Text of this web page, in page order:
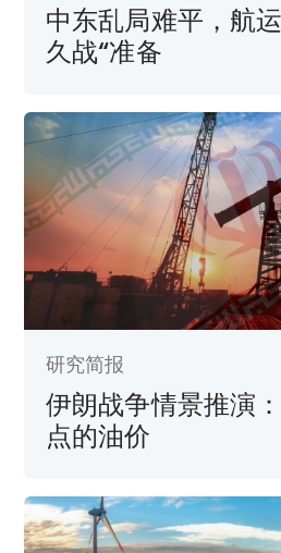
中东乱局难平，航
久战“准备
研究简报
伊朗战争情景推演
点的油价